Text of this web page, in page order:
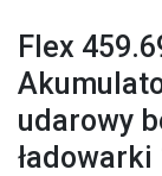
Flex
udarowy
ładowarki